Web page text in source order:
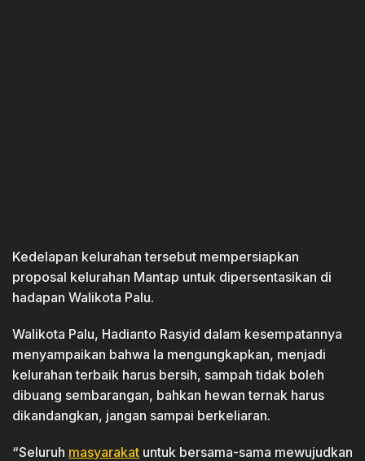
Kedelapan kelurahan tersebut mempersiapkan
proposal kelurahan Mantap untuk dipersentasikan di
hadapan Walikota Palu.
Walikota Palu, Hadianto Rasyid dalam kesempatannya
menyampaikan bahwa Ia mengungkapkan, menjadi
kelurahan terbaik harus bersih, sampah tidak boleh
dibuang sembarangan, bahkan hewan ternak harus
dikandangkan, jangan sampai berkeliaran.
“Seluruh masyarakat untuk bersama-sama mewujudkan